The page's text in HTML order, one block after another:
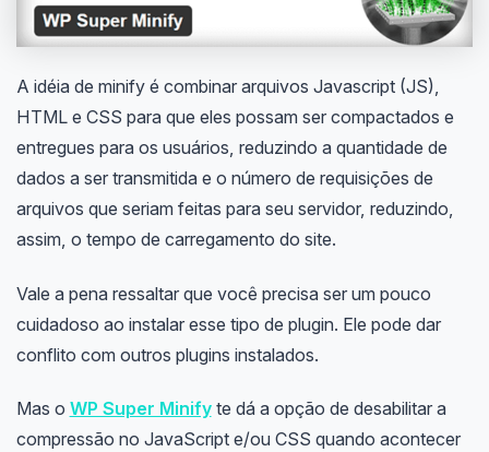
A idéia de minify é combinar arquivos Javascript (JS),
HTML e CSS para que eles possam ser compactados e
entregues para os usuários, reduzindo a quantidade de
dados a ser transmitida e o número de requisições de
arquivos que seriam feitas para seu servidor, reduzindo,
assim, o tempo de carregamento do site.
Vale a pena ressaltar que você precisa ser um pouco
cuidadoso ao instalar esse tipo de plugin. Ele pode dar
conflito com outros plugins instalados.
Mas o WP Super Minifyte dá a opção de desabilitar a
compressão no JavaScript e/ou CSS quando acontecer